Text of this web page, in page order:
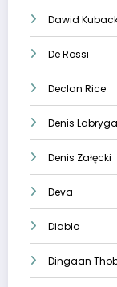
Dawid
De Rossi
Declan Rice
Denis Labryga
Denis Załęcki
Deva
Diablo
Dingaan